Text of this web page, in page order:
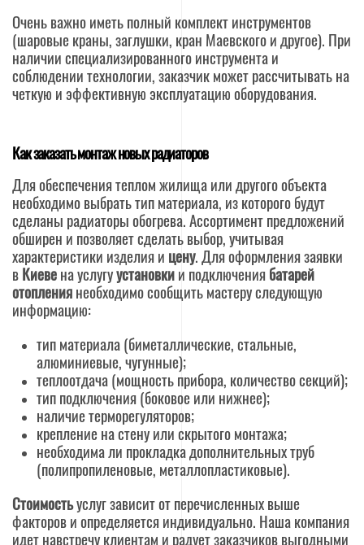
Очень важно иметь полный комплект инструментов
(шаровые краны, заглушки, кран Маевского и другое). При
наличии специализированного инструмента и
соблюдении технологии, заказчик может рассчитывать на
четкую и эффективную эксплуатацию оборудования.
Как заказать монтаж новых радиаторов
Для обеспечения теплом жилища или другого объекта
необходимо выбрать тип материала, из которого будут
сделаны радиаторы обогрева. Ассортимент предложений
обширен и позволяет сделать выбор, учитывая
характеристики изделия и цену. Для оформления заявки
вКиевена услугуустановкии подключениябатарей
отоплениянеобходимосообщить мастеру следующую
информацию:
тип материала (биметаллические, стальные,
алюминиевые, чугунные);
теплоотдача (мощность прибора, количество секций);
тип подключения (боковое или нижнее);
наличие терморегуляторов;
крепление на стену или скрытого монтажа;
необходима ли прокладка дополнительных труб
(полипропиленовые, металлопластиковые).
Стоимостьуслуг зависит от перечисленных выше
факторов и определяется индивидуально. Наша компания
идет навстречу клиентам и радует заказчиков выгодными